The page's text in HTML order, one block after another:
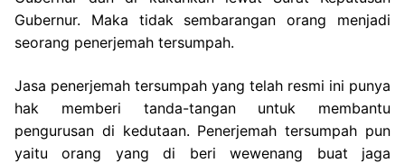
Gubernur. Maka tidak sembarangan orang menjadi
seorang penerjemah tersumpah.
Jasa penerjemah tersumpah yang telah resmi ini punya
hak memberi tanda-tangan untuk membantu
pengurusan di kedutaan. Penerjemah tersumpah pun
yaitu orang yang di beri wewenang buat jaga